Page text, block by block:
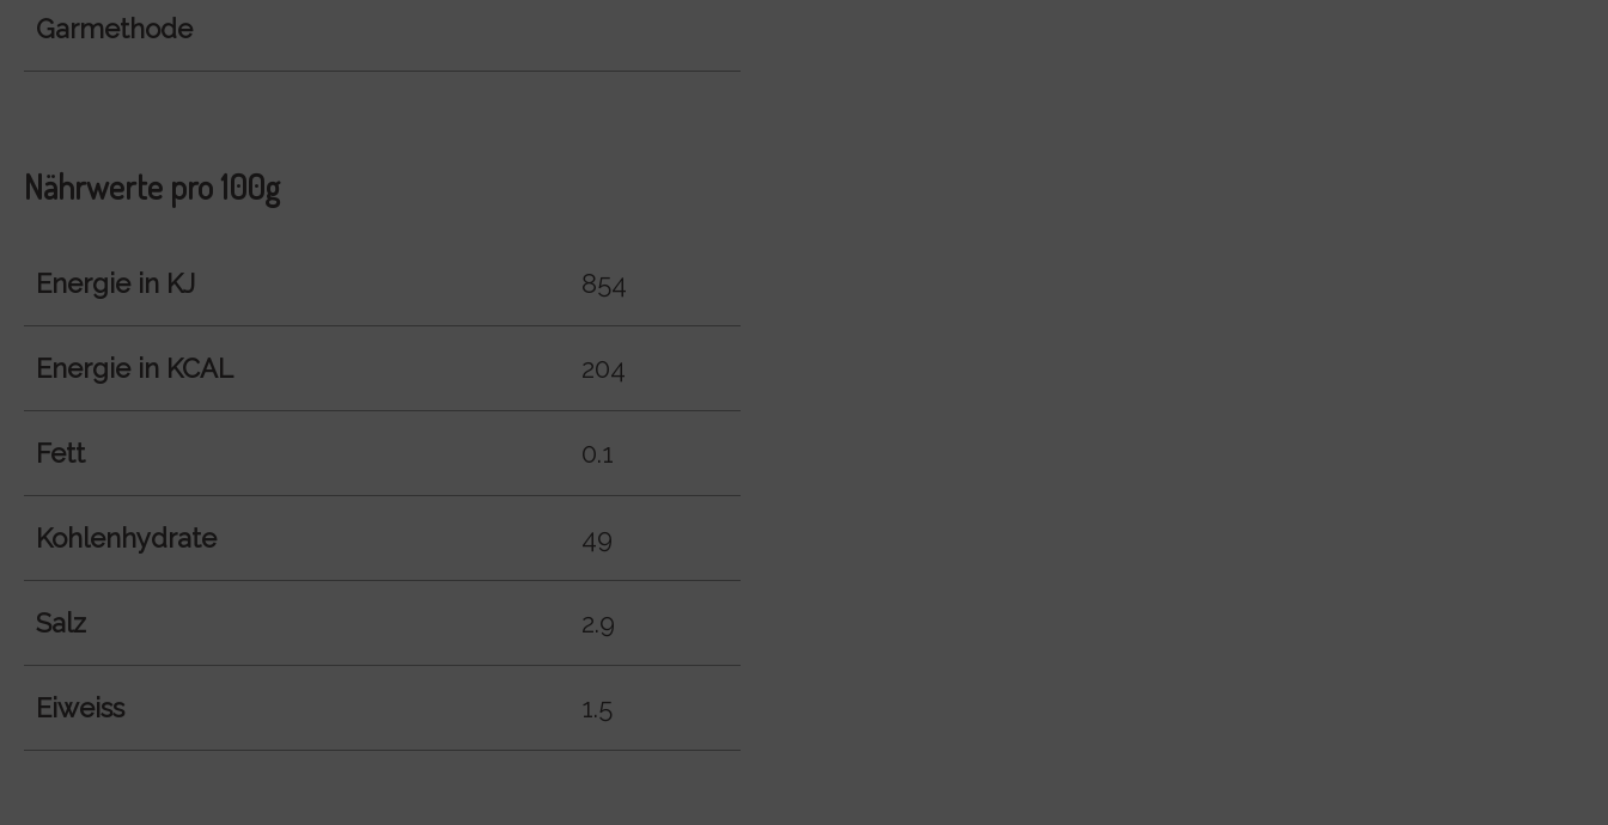
Garmethode
Nährwerte pro 100g
Energie in KJ 854
Energie in KCAL 204
Fett 0.1
Kohlenhydrate 49
Salz 2.9
Eiweiss 1.5